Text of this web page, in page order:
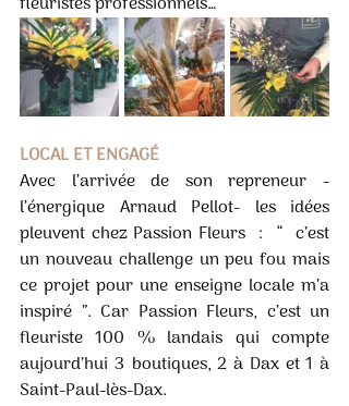
LOCAL ET ENGAGÉ
Avec l’arrivée de son repreneur -
l’énergique Arnaud Pellot- les idées
pleuvent chez Passion Fleurs  :  “  c’est
un nouveau challenge un peu fou mais
ce projet pour une enseigne locale m’a
inspiré ”. Car Passion Fleurs, c’est un
fleuriste 100 % landais qui compte
aujourd’hui 3 boutiques, 2 à Dax et 1 à
Saint-Paul-lès-Dax.